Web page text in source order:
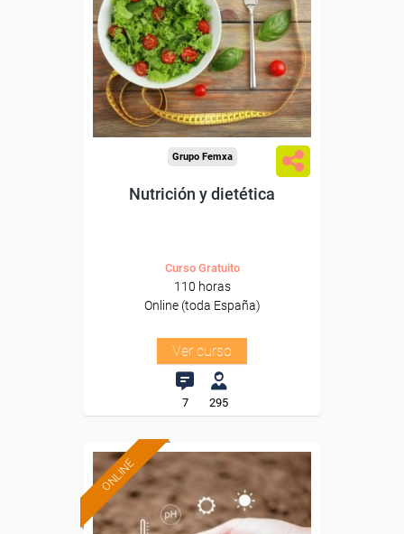
Para desempleados,
trabajadores y autónomos.
Sector
-Hosteleria y Turismo.
Grupo Femxa
Nutrición y dietética
Curso Gratuito
110 horas
Online (toda España)
Ver curso
7 295
ONLINE
Formación 100%
subvencionada.